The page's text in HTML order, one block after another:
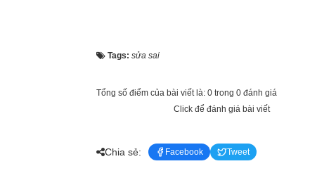
Tags: sửa sai
Tổng số điểm của bài viết là: 0 trong 0 đánh giá
Click để đánh giá bài viết
Chia sẻ: Facebook Tweet